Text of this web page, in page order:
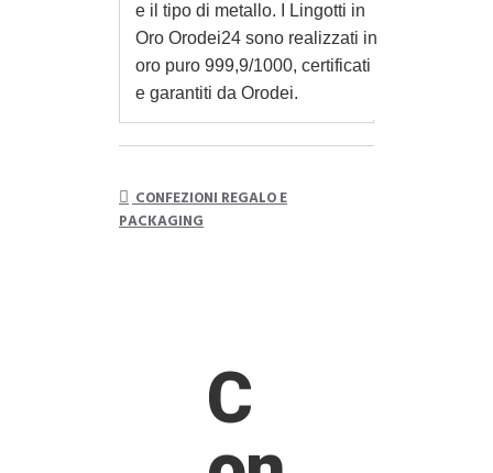
e il tipo di metallo. I Lingotti in
Oro Orodei24 sono realizzati in
oro puro 999,9/1000, certificati
e garantiti da Orodei.
CONFEZIONI REGALO E
PACKAGING
C